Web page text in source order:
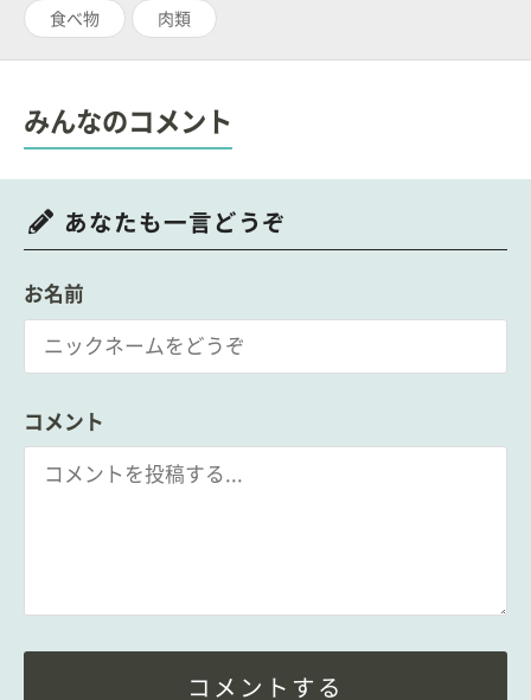
食べ物 肉類
みんなのコメント
あなたも一言どうぞ
お名前
コメント
コメントする